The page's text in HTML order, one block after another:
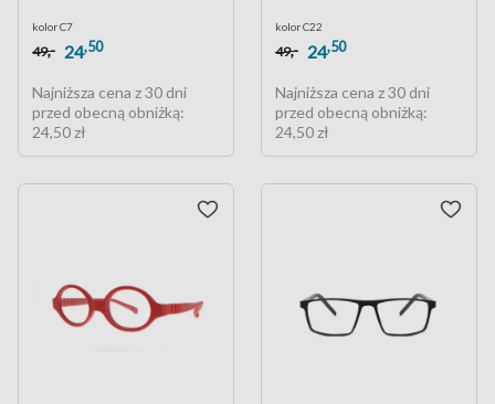
kolor C7
49,- 24,50
Najniższa cena z 30 dni
przed obecną obniżką:
24,50 zł
kolor C22
49,- 24,50
Najniższa cena z 30 dni
przed obecną obniżką:
24,50 zł